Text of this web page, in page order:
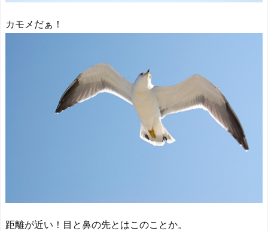
カモメだぁ！
距離が近い！目と鼻の先とはこのことか。